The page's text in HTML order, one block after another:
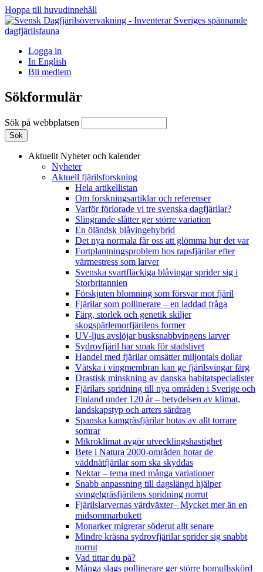
Hoppa till huvudinnehåll
Logga in
In English
Bli medlem
Sökformulär
Sök på webbplatsen
Aktuellt Nyheter och kalender
Nyheter
Aktuell fjärilsforskning
Hela artikellistan
Om forskningsartiklar och referenser
Varför förlorade vi tre svenska dagfjärilar?
Slingrande slåtter ger större variation
En öländsk blåvingehybrid
Det nya normala får oss att glömma hur det var
Fortplantningsproblem hos rapsfjärilar efter
värmestress som larver
Svenska svartfläckiga blåvingar sprider sig i
Storbritannien
Förskjuten blomning som försvar mot fjäril
Fjärilar som pollinerare – en laddad fråga
Färg, storlek och genetik skiljer
skogspärlemorfjärilens former
UV-ljus avslöjar busksnabbvingens larver
Sydrovfjäril har smak för stadslivet
Handel med fjärilar omsätter miljontals dollar
Vätska i vingmembran kan ge fjärilsvingar färg
Drastisk minskning av danska habitatspecialister
Fjärilars spridning till nya områden i Sverige och
Finland under 120 år– betydelsen av klimat,
landskapstyp och arters särdrag
Spanska kamgräsfjärilar hotas av allt torrare
somrar
Mikroklimat avgör utvecklingshastighet
Bete i Natura 2000-områden hotar de
väddnätfjärilar som ska skyddas
Nektar – tema med många variationer
Snabb anpassning till dagslängd hjälper
svingelgräsfjärilens spridning norrut
Fjärilslarvernas värdväxter– Mycket mer än en
midsommarbukett
Monarker migrerar söderut allt senare
Mindre kräsna sydrovfjärilar sprider sig snabbt
norrut
Vad tittar du på?
Många slags pollinerare ger större bomullsskörd